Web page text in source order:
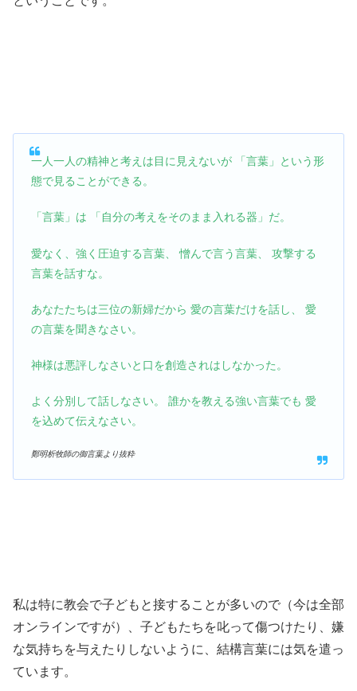
一人一人の精神と考えは目に見えないが 「言葉」という形
態で見ることができる。
「言葉」は 「自分の考えをそのまま入れる器」だ。
愛なく、強く圧迫する言葉、 憎んで言う言葉、 攻撃する
言葉を話すな。
あなたたちは三位の新婦だから 愛の言葉だけを話し、 愛
の言葉を聞きなさい。
神様は悪評しなさいと口を創造されはしなかった。
よく分別して話しなさい。 誰かを教える強い言葉でも 愛
を込めて伝えなさい。
鄭明析牧師の御言葉より抜粋
私は特に教会で子どもと接することが多いので（今は全部
オンラインですが）、子どもたちを叱って傷つけたり、嫌
な気持ちを与えたりしないように、結構言葉には気を遣っ
ています。